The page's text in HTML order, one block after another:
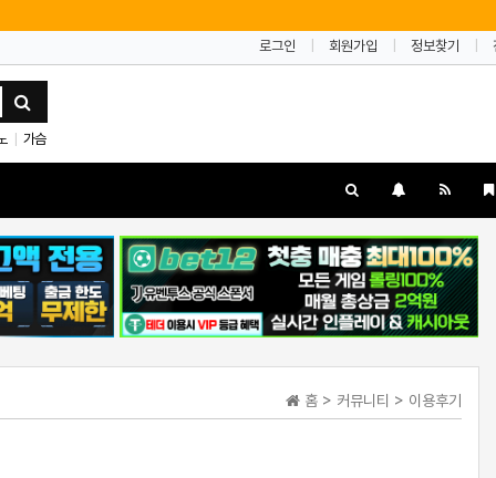
로그인 회원가입 정보찾기
가슴
홈 > 커뮤니티 > 이용후기